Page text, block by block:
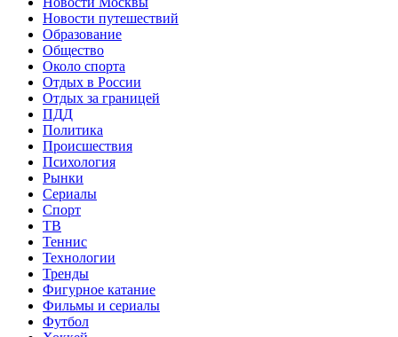
Новости путешествий
Образование
Общество
Около спорта
Отдых в России
Отдых за границей
ПДД
Политика
Происшествия
Психология
Рынки
Сериалы
Спорт
ТВ
Теннис
Технологии
Тренды
Фигурное катание
Фильмы и сериалы
Футбол